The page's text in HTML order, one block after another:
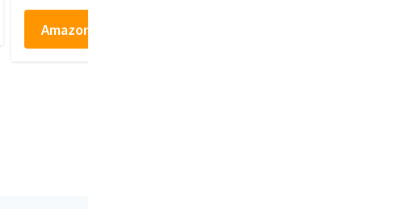
土産 プレゼント お
祝いAmazonで見る